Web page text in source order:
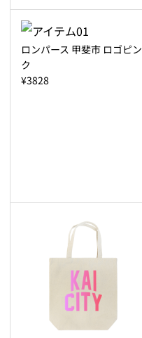
ロンパース 甲斐市 ロゴピン
ク
¥3828